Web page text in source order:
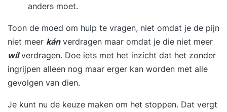
anders moet.
Toon de moed om hulp te vragen, niet omdat je de pijn
niet meer kánverdragen maar omdat je die niet meer
wílverdragen. Doe iets met het inzicht dat het zonder
ingrijpen alleen nog maar erger kan worden met alle
gevolgen van dien.
Je kunt nu de keuze maken om het stoppen. Dat vergt